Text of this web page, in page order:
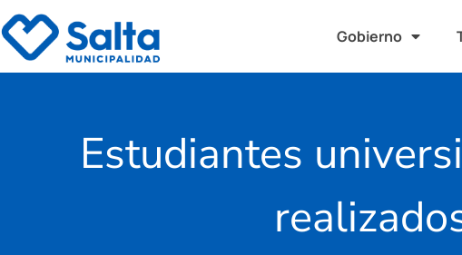
Gobierno
Estudiantes